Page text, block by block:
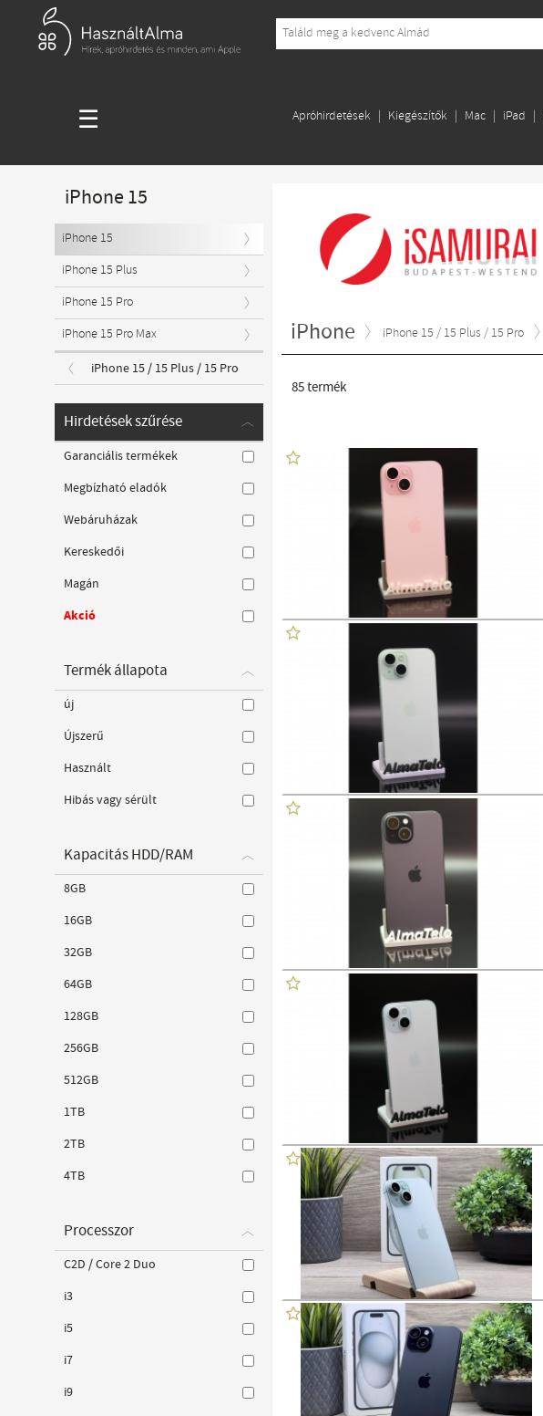
☰ Apróhirdetések Kiegészítők Mac iPad
iPhone iPhone 15 / 15 Plus / 15 Pro
85termék
iPhone 15
iPhone 15
iPhone 15 Plus
iPhone 15 Pro
iPhone 15 Pro Max
iPhone 15 / 15 Plus / 15 Pro
Hirdetések szűrése
Garanciális termékek
Megbízható eladók
Webáruházak
Kereskedői
Magán
Akció
Termék állapota
új
Újszerű
Használt
Hibás vagy sérült
Kapacitás HDD/RAM
8GB
16GB
32GB
64GB
128GB
256GB
512GB
1TB
2TB
4TB
Processzor
C2D / Core 2 Duo
i3
i5
i7
i9